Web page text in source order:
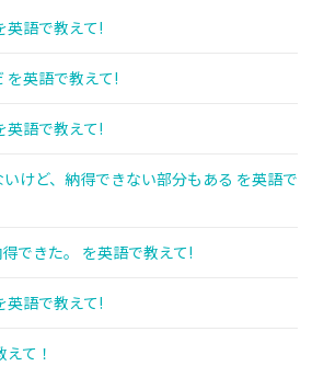
英語で教えて!
を英語で教えて!
英語で教えて!
けど、納得できない部分もある を英語で
できた。 を英語で教えて!
英語で教えて!
て！